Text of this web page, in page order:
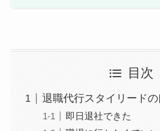
目次
退職代行スタイリード
即日退社できた